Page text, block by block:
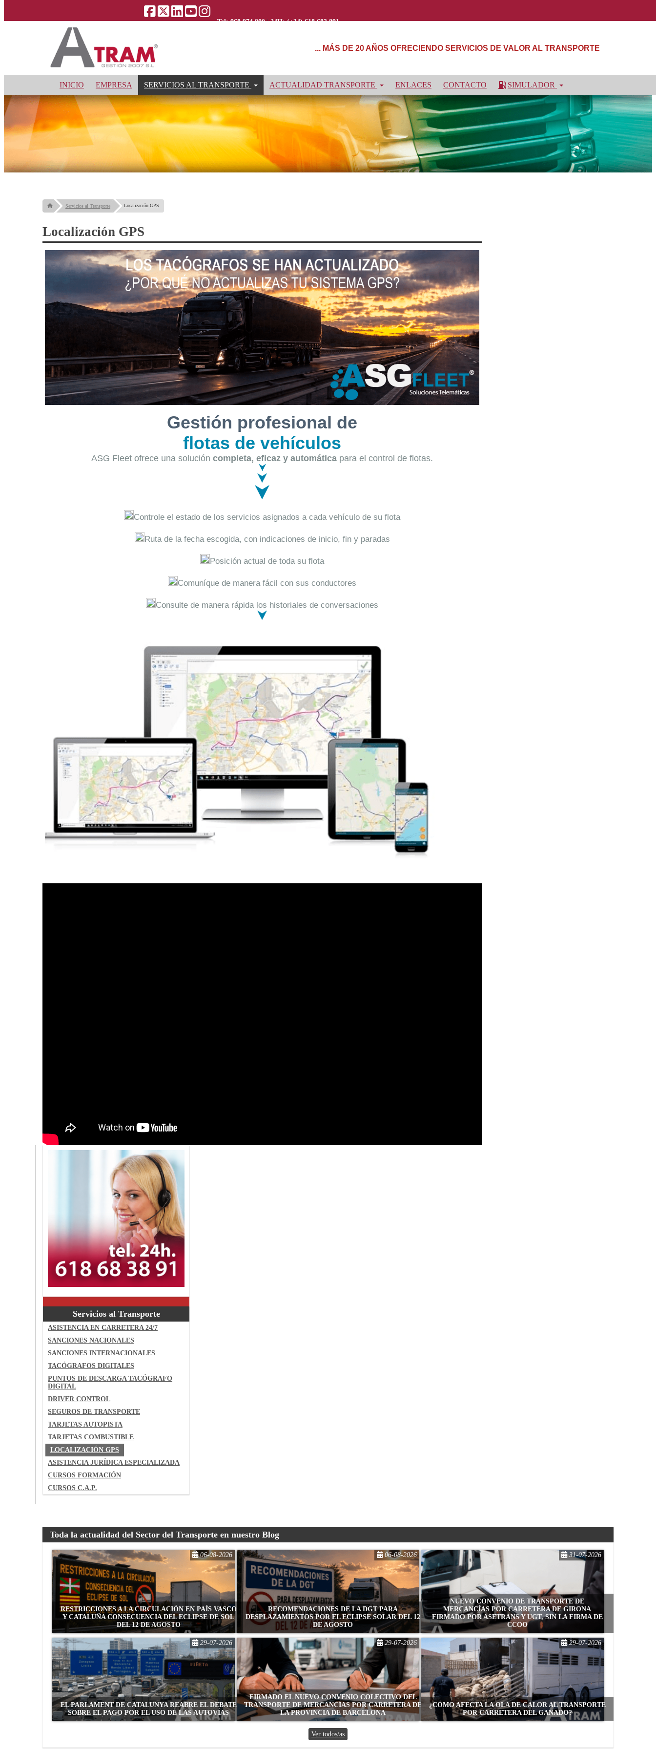
Tel: 968 974 800|24H: (+34) 618 683 891
... MÁS DE 20 AÑOS OFRECIENDO SERVICIOS DE VALOR AL TRANSPORTE
INICIO EMPRESA SERVICIOS AL TRANSPORTE ACTUALIDAD TRANSPORTE ENLACES CONTACTO SIMULADOR
Servicios al Transporte Localización GPS
Localización GPS
Gestión profesional de
flotas de vehículos
ASG Fleet ofrece una solución completa, eficaz y automática para el control de flotas.
Controle el estado de los servicios asignados a cada vehículo de su flota
Ruta de la fecha escogida, con indicaciones de inicio, fin y paradas
Posición actual de toda su flota
Comuníque de manera fácil con sus conductores
Consulte de manera rápida los historiales de conversaciones
Servicios al Transporte
ASISTENCIA EN CARRETERA 24/7
SANCIONES NACIONALES
SANCIONES INTERNACIONALES
TACÓGRAFOS DIGITALES
PUNTOS DE DESCARGA TACÓGRAFO
DIGITAL
DRIVER CONTROL
SEGUROS DE TRANSPORTE
TARJETAS AUTOPISTA
TARJETAS COMBUSTIBLE
LOCALIZACIÓN GPS
ASISTENCIA JURÍDICA ESPECIALIZADA
CURSOS FORMACIÓN
CURSOS C.A.P.
Toda la actualidad del Sector del Transporte en nuestro Blog
RESTRICCIONES A LA CIRCULACIÓN EN PAÍS VASCO
Y CATALUÑA CONSECUENCIA DEL ECLIPSE DE SOL
DEL 12 DE AGOSTO
06-08-2026
RECOMENDACIONES DE LA DGT PARA
DESPLAZAMIENTOS POR EL ECLIPSE SOLAR DEL 12
DE AGOSTO
06-08-2026
NUEVO CONVENIO DE TRANSPORTE DE
MERCANCÍAS POR CARRETERA DE GIRONA
FIRMADO POR ASETRANS Y UGT, SIN LA FIRMA DE
CCOO
31-07-2026
EL PARLAMENT DE CATALUNYA REABRE EL DEBATE
SOBRE EL PAGO POR EL USO DE LAS AUTOVÍAS
29-07-2026
FIRMADO EL NUEVO CONVENIO COLECTIVO DEL
TRANSPORTE DE MERCANCÍAS POR CARRETERA DE
LA PROVINCIA DE BARCELONA
29-07-2026
¿CÓMO AFECTA LA OLA DE CALOR AL TRANSPORTE
POR CARRETERA DEL GANADO?
29-07-2026
Ver todos/as